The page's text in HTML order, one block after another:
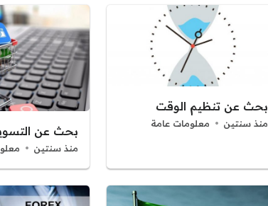
بحث عن تنظيم الوقت
منذ سنتين معلومات عامة
بحث عن
منذ سنتين